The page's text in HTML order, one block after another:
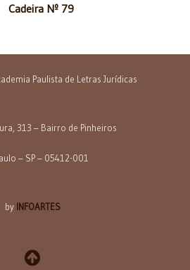
Cadeira Nº 79
Paulista de Letras Jurídicas
313 – Bairro de Pinheiros
– SP – 05412-001
by INFOARTES